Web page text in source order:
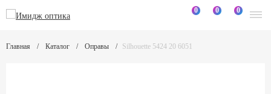
0 0 0
Главная Каталог Оправы Silhouette 5424 20 6051